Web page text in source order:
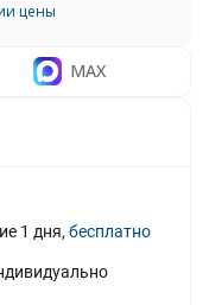
цены
MAX
1 дня Бесплатно